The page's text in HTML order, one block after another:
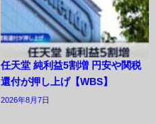
任天堂 純利益5割増 円安や関税
還付が押し上げ【WBS】
2026年8月7日